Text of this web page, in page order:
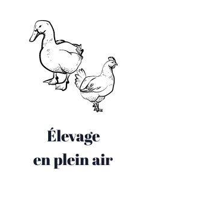
Élevage
en plein air